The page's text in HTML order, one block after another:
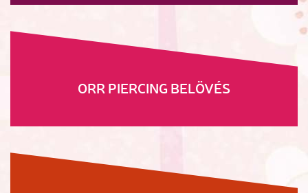
ORR PIERCING BELÖVÉS